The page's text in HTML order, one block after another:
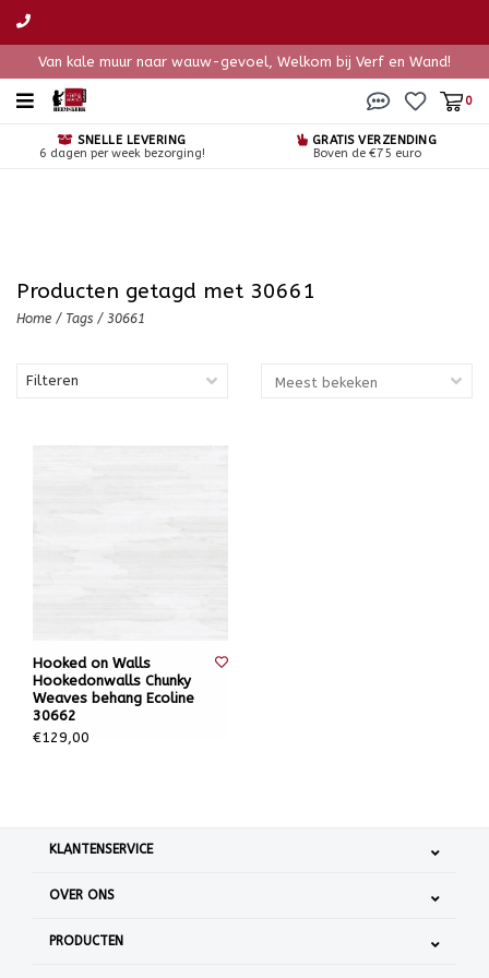
Van kale muur naar wauw-gevoel, Welkom bij Verf en Wand!
0
SNELLE LEVERING
6 dagen per week bezorging!
GRATIS VERZENDING
Boven de €75 euro
Producten getagd met 30661
Home / Tags / 30661
Filteren
Hooked on Walls
Hookedonwalls Chunky
Weaves behang Ecoline
30662
€129,00
KLANTENSERVICE
OVER ONS
PRODUCTEN